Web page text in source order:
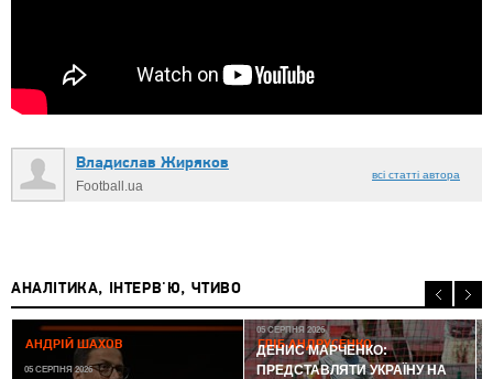
Владислав Жиряков
Football.ua
всі статті автора
АНАЛІТИКА, ІНТЕРВ'Ю, ЧТИВО
АНДРІЙ ШАХОВ
05 СЕРПНЯ 2026
ГЛІБ АНДРУСЕНКО
05 СЕРПНЯ 2026
ДЕНИС МАРЧЕНКО:
ПРЕДСТАВЛЯТИ УКРАЇНУ НА